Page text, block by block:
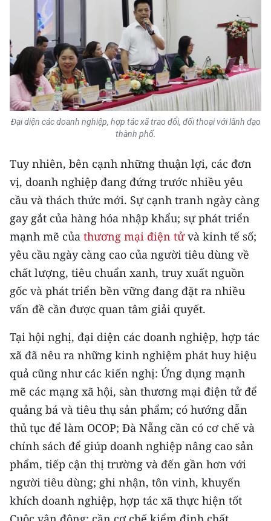
ENGLISH
中文
FRANÇAIS
РУССКИЙ
ESPAÑOL
Đại diện các doanh nghiệp, hợp tác xã trao đổi, đối thoại với lãnh đạo
thành phố.
Tuy nhiên, bên cạnh những thuận lợi, các đơn
vị, doanh nghiệp đang đứng trước nhiều yêu
cầu và thách thức mới. Sự cạnh tranh ngày càng
gay gắt của hàng hóa nhập khẩu; sự phát triển
mạnh mẽ của thương mại điện tửvà kinh tế số;
yêu cầu ngày càng cao của người tiêu dùng về
chất lượng, tiêu chuẩn xanh, truy xuất nguồn
gốc và phát triển bền vững đang đặt ra nhiều
vấn đề cần được quan tâm giải quyết.
Tại hội nghị, đại diện các doanh nghiệp, hợp tác
xã đã nêu ra những kinh nghiệm phát huy hiệu
quả cũng như các kiến nghị: Ứng dụng mạnh
mẽ các mạng xã hội, sàn thương mại điện tử để
quảng bá và tiêu thụ sản phẩm; có hướng dẫn
thủ tục để làm OCOP; Đà Nẵng cần có cơ chế và
chính sách để giúp doanh nghiệp nâng cao sản
phẩm, tiếp cận thị trường và đến gần hơn với
người tiêu dùng; ghi nhận, tôn vinh, khuyến
khích doanh nghiệp, hợp tác xã thực hiện tốt